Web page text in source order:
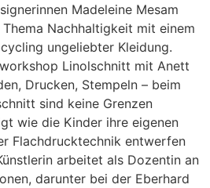
Madeleine Mesam
Nachhaltigkeit mit einem
ungeliebter Kleidung.
Linolschnitt mit Anett
Drucken, Stempeln – beim
sind keine Grenzen
wie die Kinder ihre eigenen
Flachdrucktechnik entwerfen
arbeitet als Dozentin an
darunter bei der Eberhard